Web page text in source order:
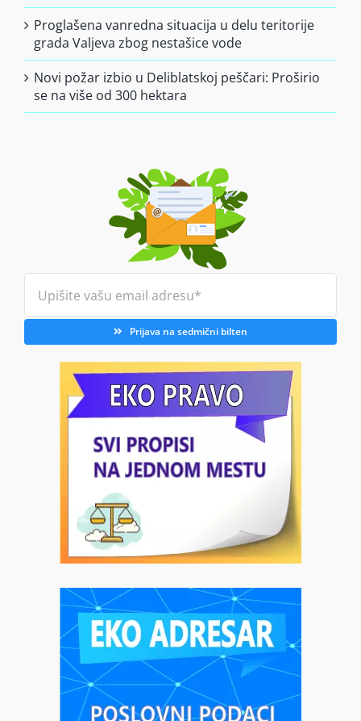
Proglašena vanredna situacija u delu teritorije
grada Valjeva zbog nestašice vode
Novi požar izbio u Deliblatskoj peščari: Proširio
se na više od 300 hektara
Prijava na sedmični bilten